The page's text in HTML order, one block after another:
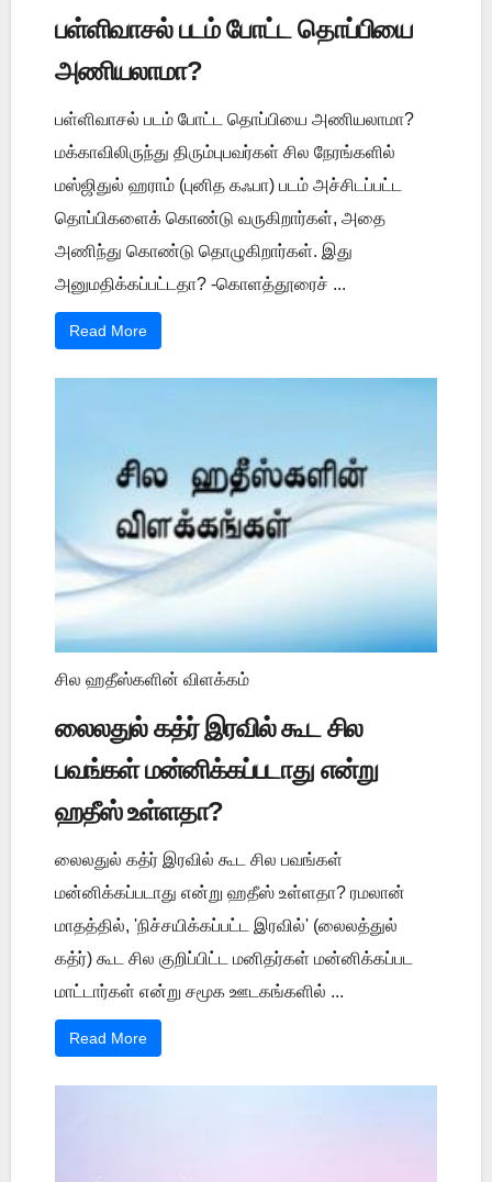
பள்ளிவாசல் படம் போட்ட தொப்பியை
அணியலாமா?
பள்ளிவாசல் படம் போட்ட தொப்பியை அணியலாமா?
மக்காவிலிருந்து திரும்புபவர்கள் சில நேரங்களில்
மஸ்ஜிதுல் ஹராம் (புனித கஃபா) படம் அச்சிடப்பட்ட
தொப்பிகளைக் கொண்டு வருகிறார்கள், அதை
அணிந்து கொண்டு தொழுகிறார்கள். இது
அனுமதிக்கப்பட்டதா? -கொளத்தூரைச் ...
Read More
சில ஹதீஸ்களின் விளக்கம்
லைலதுல் கத்ர் இரவில் கூட சில
பவங்கள் மன்னிக்கப்படாது என்று
ஹதீஸ் உள்ளதா?
லைலதுல் கத்ர் இரவில் கூட சில பவங்கள்
மன்னிக்கப்படாது என்று ஹதீஸ் உள்ளதா? ரமலான்
மாதத்தில், 'நிச்சயிக்கப்பட்ட இரவில்' (லைலத்துல்
கத்ர்) கூட சில குறிப்பிட்ட மனிதர்கள் மன்னிக்கப்பட
மாட்டார்கள் என்று சமூக ஊடகங்களில் ...
Read More